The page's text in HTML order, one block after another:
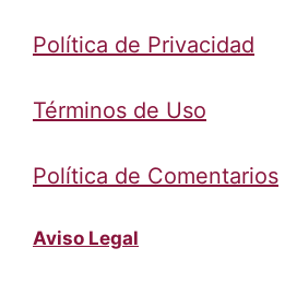
Política de Privacidad
Términos de Uso
Política de Comentarios
Aviso Legal